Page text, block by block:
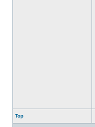
Top